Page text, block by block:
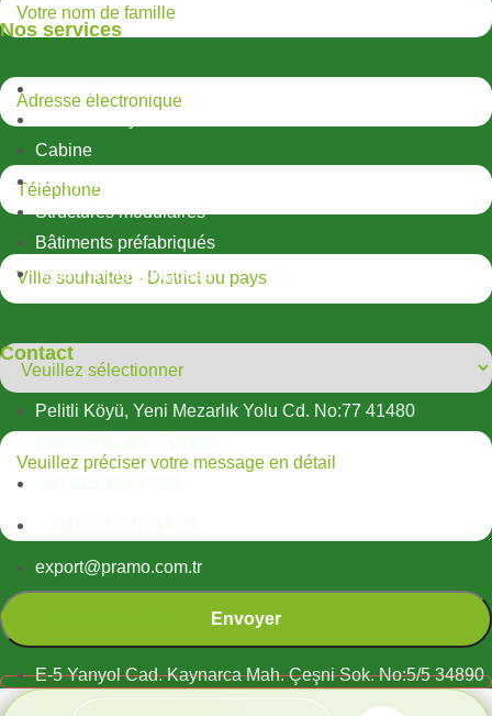
Nos services
Structures métalliques légères
Cabine
Conteneur
Structures modulaires
Bâtiments préfabriqués
Maisons préfabriquées
Contact
Pelitli Köyü, Yeni Mezarlık Yolu Cd. No:77 41480
Gebze/Kocaeli, Turquie
export@pramo.com.tr